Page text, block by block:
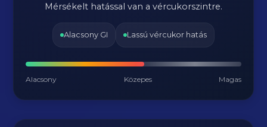
Mérsékelt hatással van a vércukorszintre.
Alacsony GI Lassú vércukor hatás
Alacsony Közepes Magas